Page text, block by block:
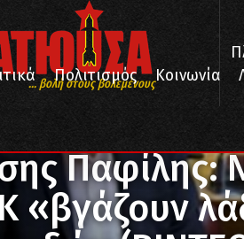
... βολή στους βολεμένους
Πολιτισμός Κοινωνία
Θανάσης Παφίλης: ΝΔ, ΣΥΡΙΖΑ
Παφίλης:
«βγάζουν